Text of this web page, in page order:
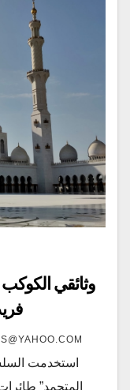
وثائقي
استخدمت
المتجمد”